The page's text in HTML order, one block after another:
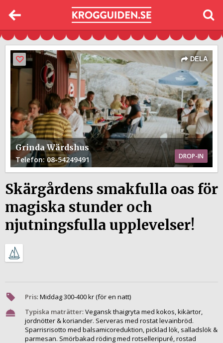
Grinda Wärdshus
Telefon: 08-54249491 DROP-IN
DELA
Skärgårdens smakfulla oas för
magiska stunder och
njutningsfulla upplevelser!
Pris: Middag300-400kr (för en natt)
Typiska maträtter: Vegansk thaigryta med kokos, kikärtor,
jordnötter & koriander. Serveras med rostat levainbröd.
Sparrisrisotto med balsamicoreduktion, picklad lök, salladslök &
parmesan. Smörbakad röding med rotselleripuré, rostad